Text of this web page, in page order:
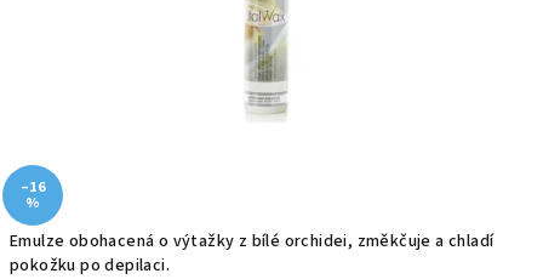
Emulze obohacená o výtažky z bílé orchidei, změkčuje a chladí
pokožku po depilaci.
–16
%